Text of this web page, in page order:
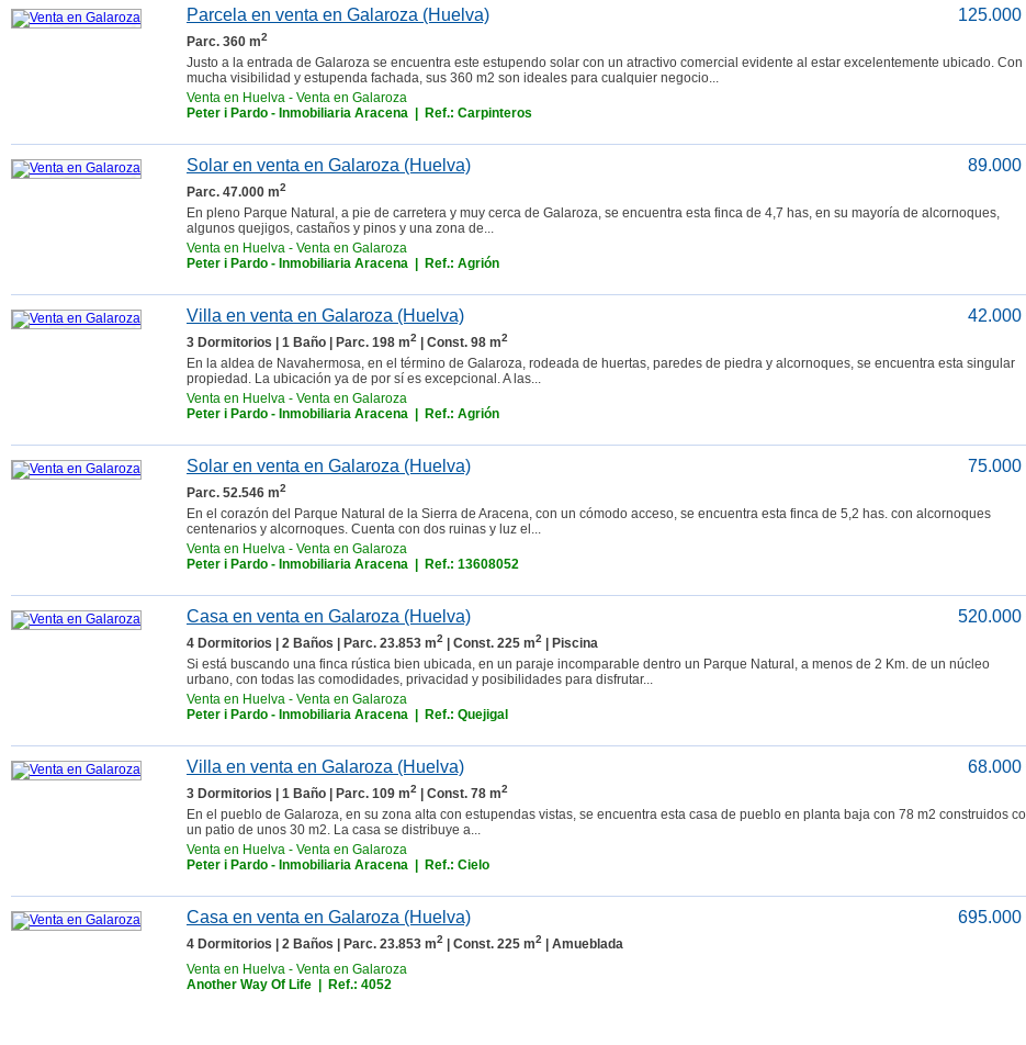
125.000
Parcela en venta en Galaroza (Huelva)
Parc. 360 m2
Justo a la entrada de Galaroza se encuentra este estupendo solar con un atractivo comercial evidente al estar excelentemente ubicado. Con
mucha visibilidad y estupenda fachada, sus 360 m2 son ideales para cualquier negocio...
Venta en Huelva - Venta en Galaroza
Peter i Pardo - Inmobiliaria Aracena | Ref.: Carpinteros
89.000
Solar en venta en Galaroza (Huelva)
Parc. 47.000 m2
En pleno Parque Natural, a pie de carretera y muy cerca de Galaroza, se encuentra esta finca de 4,7 has, en su mayoría de alcornoques,
algunos quejigos, castaños y pinos y una zona de...
Venta en Huelva - Venta en Galaroza
Peter i Pardo - Inmobiliaria Aracena | Ref.: Agrión
42.000
Villa en venta en Galaroza (Huelva)
3 Dormitorios | 1 Baño | Parc. 198 m2 | Const. 98 m2
En la aldea de Navahermosa, en el término de Galaroza, rodeada de huertas, paredes de piedra y alcornoques, se encuentra esta singular
propiedad. La ubicación ya de por sí es excepcional. A las...
Venta en Huelva - Venta en Galaroza
Peter i Pardo - Inmobiliaria Aracena | Ref.: Agrión
75.000
Solar en venta en Galaroza (Huelva)
Parc. 52.546 m2
En el corazón del Parque Natural de la Sierra de Aracena, con un cómodo acceso, se encuentra esta finca de 5,2 has. con alcornoques
centenarios y alcornoques. Cuenta con dos ruinas y luz el...
Venta en Huelva - Venta en Galaroza
Peter i Pardo - Inmobiliaria Aracena | Ref.: 13608052
520.000
Casa en venta en Galaroza (Huelva)
4 Dormitorios | 2 Baños | Parc. 23.853 m2 | Const. 225 m2
| Piscina
Si está buscando una finca rústica bien ubicada, en un paraje incomparable dentro un Parque Natural, a menos de 2 Km. de un núcleo
urbano, con todas las comodidades, privacidad y posibilidades para disfrutar...
Venta en Huelva - Venta en Galaroza
Peter i Pardo - Inmobiliaria Aracena | Ref.: Quejigal
68.000
Villa en venta en Galaroza (Huelva)
3 Dormitorios | 1 Baño | Parc. 109 m2 | Const. 78 m2
En el pueblo de Galaroza, en su zona alta con estupendas vistas, se encuentra esta casa de pueblo en planta baja con 78 m2 construidos
un patio de unos 30 m2. La casa se distribuye a...
Venta en Huelva - Venta en Galaroza
Peter i Pardo - Inmobiliaria Aracena | Ref.: Cielo
695.000
Casa en venta en Galaroza (Huelva)
4 Dormitorios | 2 Baños | Parc. 23.853 m2 | Const. 225 m2
| Amueblada
Venta en Huelva - Venta en Galaroza
Another Way Of Life | Ref.: 4052